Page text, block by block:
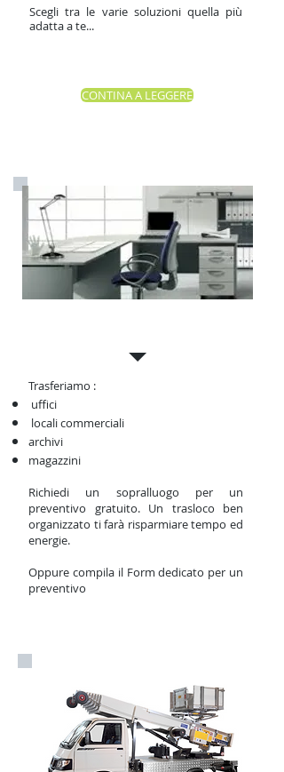
Scegli tra le varie soluzioni quella più
adatta a te...
CONTINA A LEGGERE
Trasferiamo :
uffici
locali commerciali
archivi
magazzini
Richiedi un sopralluogo per un
preventivo gratuito. Un trasloco ben
organizzato ti farà risparmiare tempo ed
energie.
Oppure compila il Form dedicato per un
preventivo